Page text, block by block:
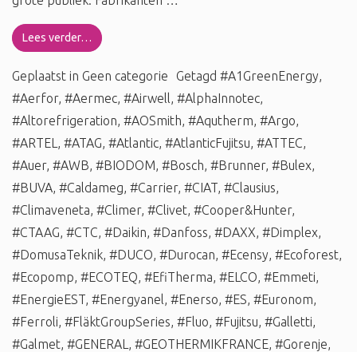
Lees verder…
Geplaatst in Geen categorie Getagd #A1GreenEnergy,
#Aerfor, #Aermec, #Airwell, #AlphaInnotec,
#Altorefrigeration, #AOSmith, #Aqutherm, #Argo,
#ARTEL , #ATAG, #Atlantic, #AtlanticFujitsu, #ATTEC,
#Auer, #AWB, #BIODOM, #Bosch, #Brunner, #Bulex,
#BUVA, #Caldameg, #Carrier, #CIAT, #Clausius,
#Climaveneta, #Climer, #Clivet, #Cooper&Hunter,
#CTAAG, #CTC, #Daikin, #Danfoss, #DAXX, #Dimplex,
#DomusaTeknik, #DUCO, #Durocan, #Ecensy, #Ecoforest,
#Ecopomp, #ECOTEQ, #EfiTherma, #ELCO, #Emmeti,
#EnergieEST, #Energyanel, #Enerso, #ES, #Euronom,
#Ferroli, #FläktGroupSeries, #Fluo, #Fujitsu, #Galletti,
#Galmet, #GENERAL , #GEOTHERMIKFRANCE, #Gorenje,